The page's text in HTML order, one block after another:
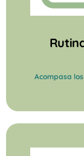
Acompasa